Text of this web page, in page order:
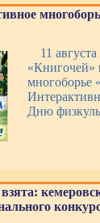
11
«Книгочей»
многоборье
Дню